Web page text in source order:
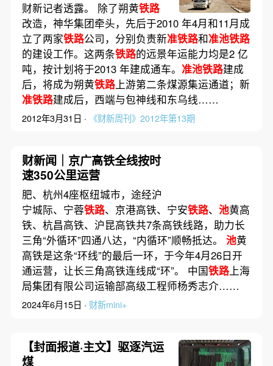
财新记者透露。 除了朔黄铁路
改造，神华集团牵头，先后于2010 年4月和11月成
立了两家铁路公司，分别负责新准铁路和准池铁路
的建设工作。这两条铁路的远景年运能力均是2 亿
吨，按计划将于2013 年建成通车。 准池铁路建成
后，将成为朔黄铁路上游第二条煤源集运通道；新
准铁路建成后，西端与包神线和东乌线……
2012年3月31日 · 《财新周刊》2012年第13期
财新闻｜京广高铁全线按时
速350公里运营
肥、杭州4座枢纽城市，途经沪
宁城际、宁蓉铁路、京港高铁、宁安铁路、 池黄高
铁、杭昌高铁、沪昆高铁共7条高铁线路，助力长
三角“外循环”四通八达，“内循环”顺畅抵达。 池黄
高铁是这条“环线”的最后一环，于今年4月26日开
通运营，让长三角高铁连线成“环”。 中国铁路上海
局集团有限公司运输部高级工程师杨秀志介……
2024年6月15日 · 财新mini+
【封面报道·主文】驱逐汽运
煤